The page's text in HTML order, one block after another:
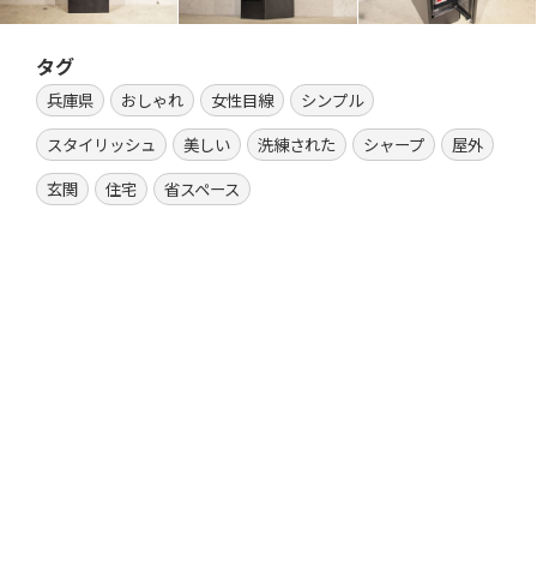
タグ
兵庫県 おしゃれ 女性目線
シンプル
スタイリッシュ
美しい 洗練された シャープ
屋外
玄関
住宅 省スペース